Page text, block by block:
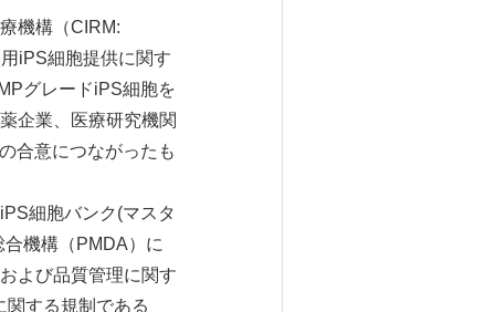
機構（CIRM:
iPS細胞提供に関す
グレードiPS細胞を
企業、医療研究機関
合意につながったも
細胞バンク(マスタ
機構（PMDA）に
よび品質管理に関す
する規制である